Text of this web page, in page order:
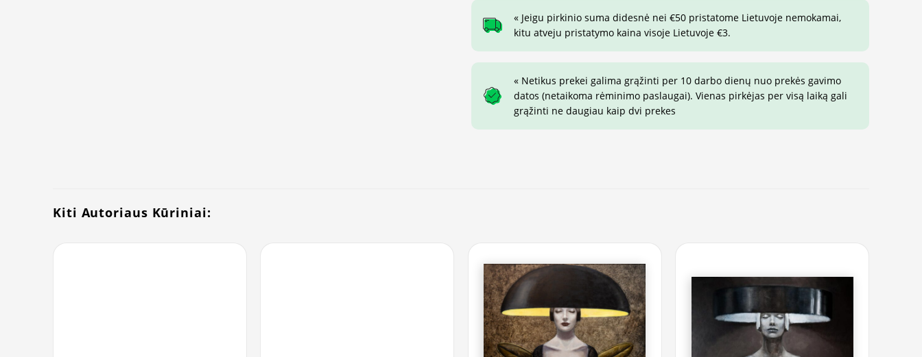
« Jeigu pirkinio suma didesnė nei €50 pristatome Lietuvoje nemokamai,
kitu atveju pristatymo kaina visoje Lietuvoje €3.
« Netikus prekei galima grąžinti per 10 darbo dienų nuo prekės gavimo
datos (netaikoma rėminimo paslaugai). Vienas pirkėjas per visą laiką gali
grąžinti ne daugiau kaip dvi prekes
Kiti Autoriaus Kūriniai: